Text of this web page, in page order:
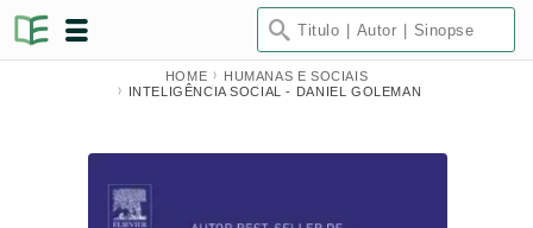
HOME
HUMANAS E SOCIAIS
INTELIGÊNCIA SOCIAL - DANIEL GOLEMAN